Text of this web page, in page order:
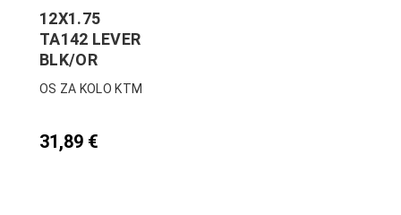
12X1.75
TA142 LEVER
BLK/OR
OS ZA KOLO KTM
31,89 €